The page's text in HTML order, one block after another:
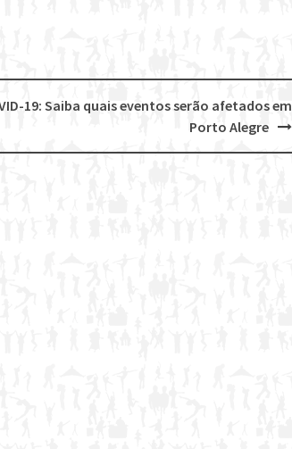
19: Saiba quais eventos serão afetados em
Porto Alegre